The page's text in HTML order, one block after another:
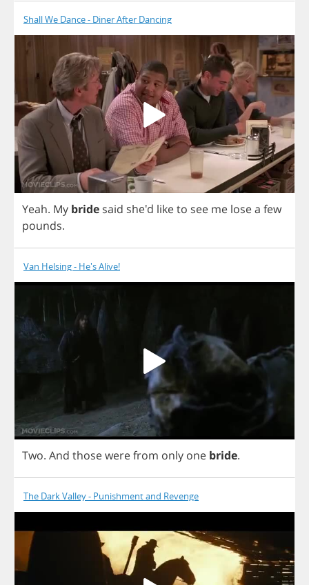
Shall We Dance - Diner After Dancing
Yeah. My bride said she'd liketo see me losea few
pounds.
Van Helsing - He's Alive!
Two. And thosewerefrom only one bride.
The Dark Valley - Punishment and Revenge